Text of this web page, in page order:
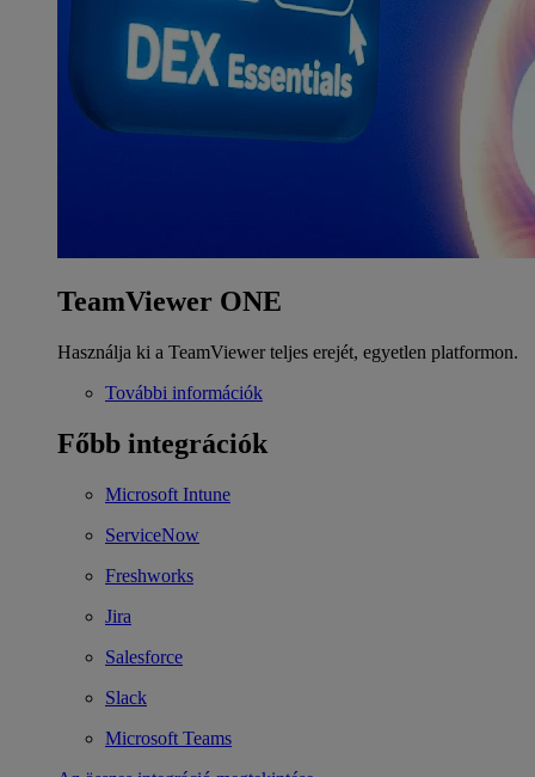
TeamViewer ONE
Használja ki a TeamViewer teljes erejét, egyetlen platformon.
További információk
Főbb integrációk
Microsoft Intune
ServiceNow
Freshworks
Jira
Salesforce
Slack
Microsoft Teams